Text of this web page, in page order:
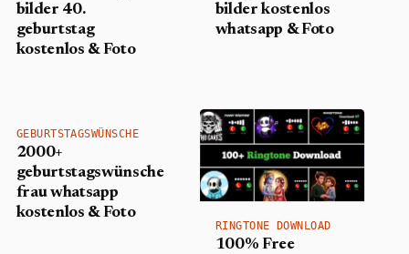
bilder 40.
geburtstag
kostenlos & Foto
bilder kostenlos
whatsapp & Foto
GEBURTSTAGSWÜNSCHE
2000+
geburtstagswünsche
frau whatsapp
kostenlos & Foto
RINGTONE DOWNLOAD
100% Free